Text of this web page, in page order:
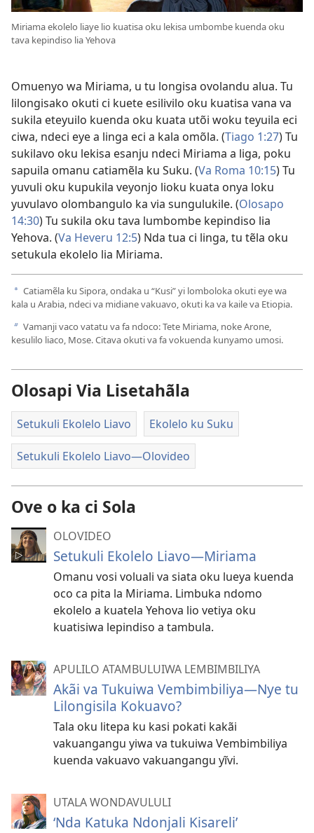
Miriama ekolelo liaye lio kuatisa oku lekisa umbombe kuenda oku
tava kepindiso lia Yehova
Omuenyo wa Miriama, u tu longisa ovolandu alua. Tu
lilongisako okuti ci kuete esilivilo oku kuatisa vana va
sukila eteyuilo kuenda oku kuata utõi woku teyuila eci
ciwa, ndeci eye a linga eci a kala omõla. (Tiago 1:27) Tu
sukilavo oku lekisa esanju ndeci Miriama a liga, poku
sapuila omanu catiamẽla ku Suku. (Va Roma 10:15) Tu
yuvuli oku kupukila veyonjo lioku kuata onya loku
yuvulavo olombangulo ka via sungulukile. (Olosapo
14:30) Tu sukila oku tava lumbombe kepindiso lia
Yehova. (Va Heveru 12:5) Nda tua ci linga, tu tẽla oku
setukula ekolelo lia Miriama.
a Catiamẽla ku Sipora, ondaka u “Kusi” yi lomboloka okuti eye wa
kala u Arabia, ndeci va midiane vakuavo, okuti ka va kaile va Etiopia.
b Vamanji vaco vatatu va fa ndoco: Tete Miriama, noke Arone,
kesulilo liaco, Mose. Citava okuti va fa vokuenda kunyamo umosi.
Olosapi Via Lisetahãla
Setukuli Ekolelo Liavo Ekolelo ku Suku
Setukuli Ekolelo Liavo—Olovideo
Ove o ka ci Sola
OLOVIDEO
Setukuli Ekolelo Liavo—Miriama
Omanu vosi voluali va siata oku lueya kuenda
oco ca pita la Miriama. Limbuka ndomo
ekolelo a kuatela Yehova lio vetiya oku
kuatisiwa lepindiso a tambula.
APULILO ATAMBULUIWA LEMBIMBILIYA
Akãi va Tukuiwa Vembimbiliya—Nye tu
Lilongisila Kokuavo?
Tala oku litepa ku kasi pokati kakãi
vakuangangu yiwa va tukuiwa Vembimbiliya
kuenda vakuavo vakuangangu yĩvi.
UTALA WONDAVULULI
‘Nda Katuka Ndonjali Kisareli’